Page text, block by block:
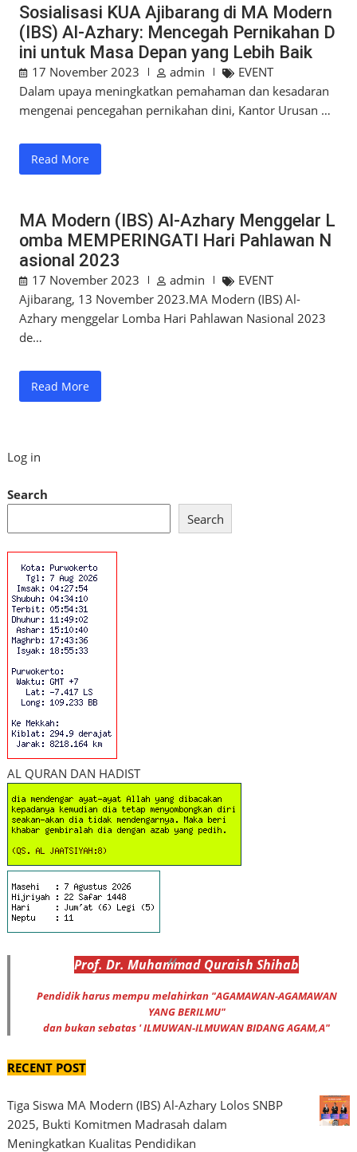
Sosialisasi KUA Ajibarang di MA Modern
(IBS) Al-Azhary: Mencegah Pernikahan D
ini untuk Masa Depan yang Lebih Baik
17 November 2023 admin
EVENT
Dalam upaya meningkatkan pemahaman dan kesadaran
mengenai pencegahan pernikahan dini, Kantor Urusan …
Read More
MA Modern (IBS) Al-Azhary Menggelar L
omba MEMPERINGATI Hari Pahlawan N
asional 2023
17 November 2023 admin
EVENT
Ajibarang, 13 November 2023.MA Modern (IBS) Al-
Azhary menggelar Lomba Hari Pahlawan Nasional 2023
de…
Read More
Log in
Search
Search
AL QURAN DAN HADIST
Prof. Dr. Muhammad Quraish Shihab
Pendidik harus mempu melahirkan "AGAMAWAN-AGAMAWAN
YANG BERILMU"
dan bukan sebatas ' ILMUWAN-ILMUWAN BIDANG AGAM,A"
RECENT POST
Tiga Siswa MA Modern (IBS) Al-Azhary Lolos SNBP
2025, Bukti Komitmen Madrasah dalam
Meningkatkan Kualitas Pendidikan